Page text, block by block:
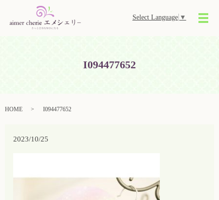
Select Language ▼
メ
I094477652
HOME I094477652
2023/10/25